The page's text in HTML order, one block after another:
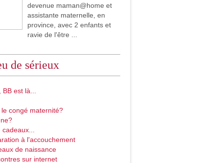
devenue maman@home et
assistante maternelle, en
province, avec 2 enfants et
ravie de l'être ...
de sérieux
est là...
congé maternité?
à l'accouchement
de naissance
sur internet